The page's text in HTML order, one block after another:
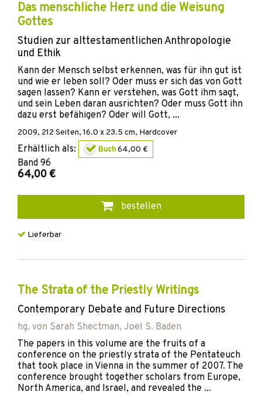
Das menschliche Herz und die Weisung
Gottes
Studien zur alttestamentlichen Anthropologie
und Ethik
Kann der Mensch selbst erkennen, was für ihn gut ist
und wie er leben soll? Oder muss er sich das von Gott
sagen lassen? Kann er verstehen, was Gott ihm sagt,
und sein Leben daran ausrichten? Oder muss Gott ihn
dazu erst befähigen? Oder will Gott, ...
2009, 212 Seiten, 16.0 x 23.5 cm, Hardcover
Erhältlich als: Buch64,00 €
Band 96
64,00 €
bestellen
Lieferbar
The Strata of the Priestly Writings
Contemporary Debate and Future Directions
hg. von Sarah Shectman, Joel S. Baden
The papers in this volume are the fruits of a
conference on the priestly strata of the Pentateuch
that took place in Vienna in the summer of 2007. The
conference brought together scholars from Europe,
North America, and Israel, and revealed the ...